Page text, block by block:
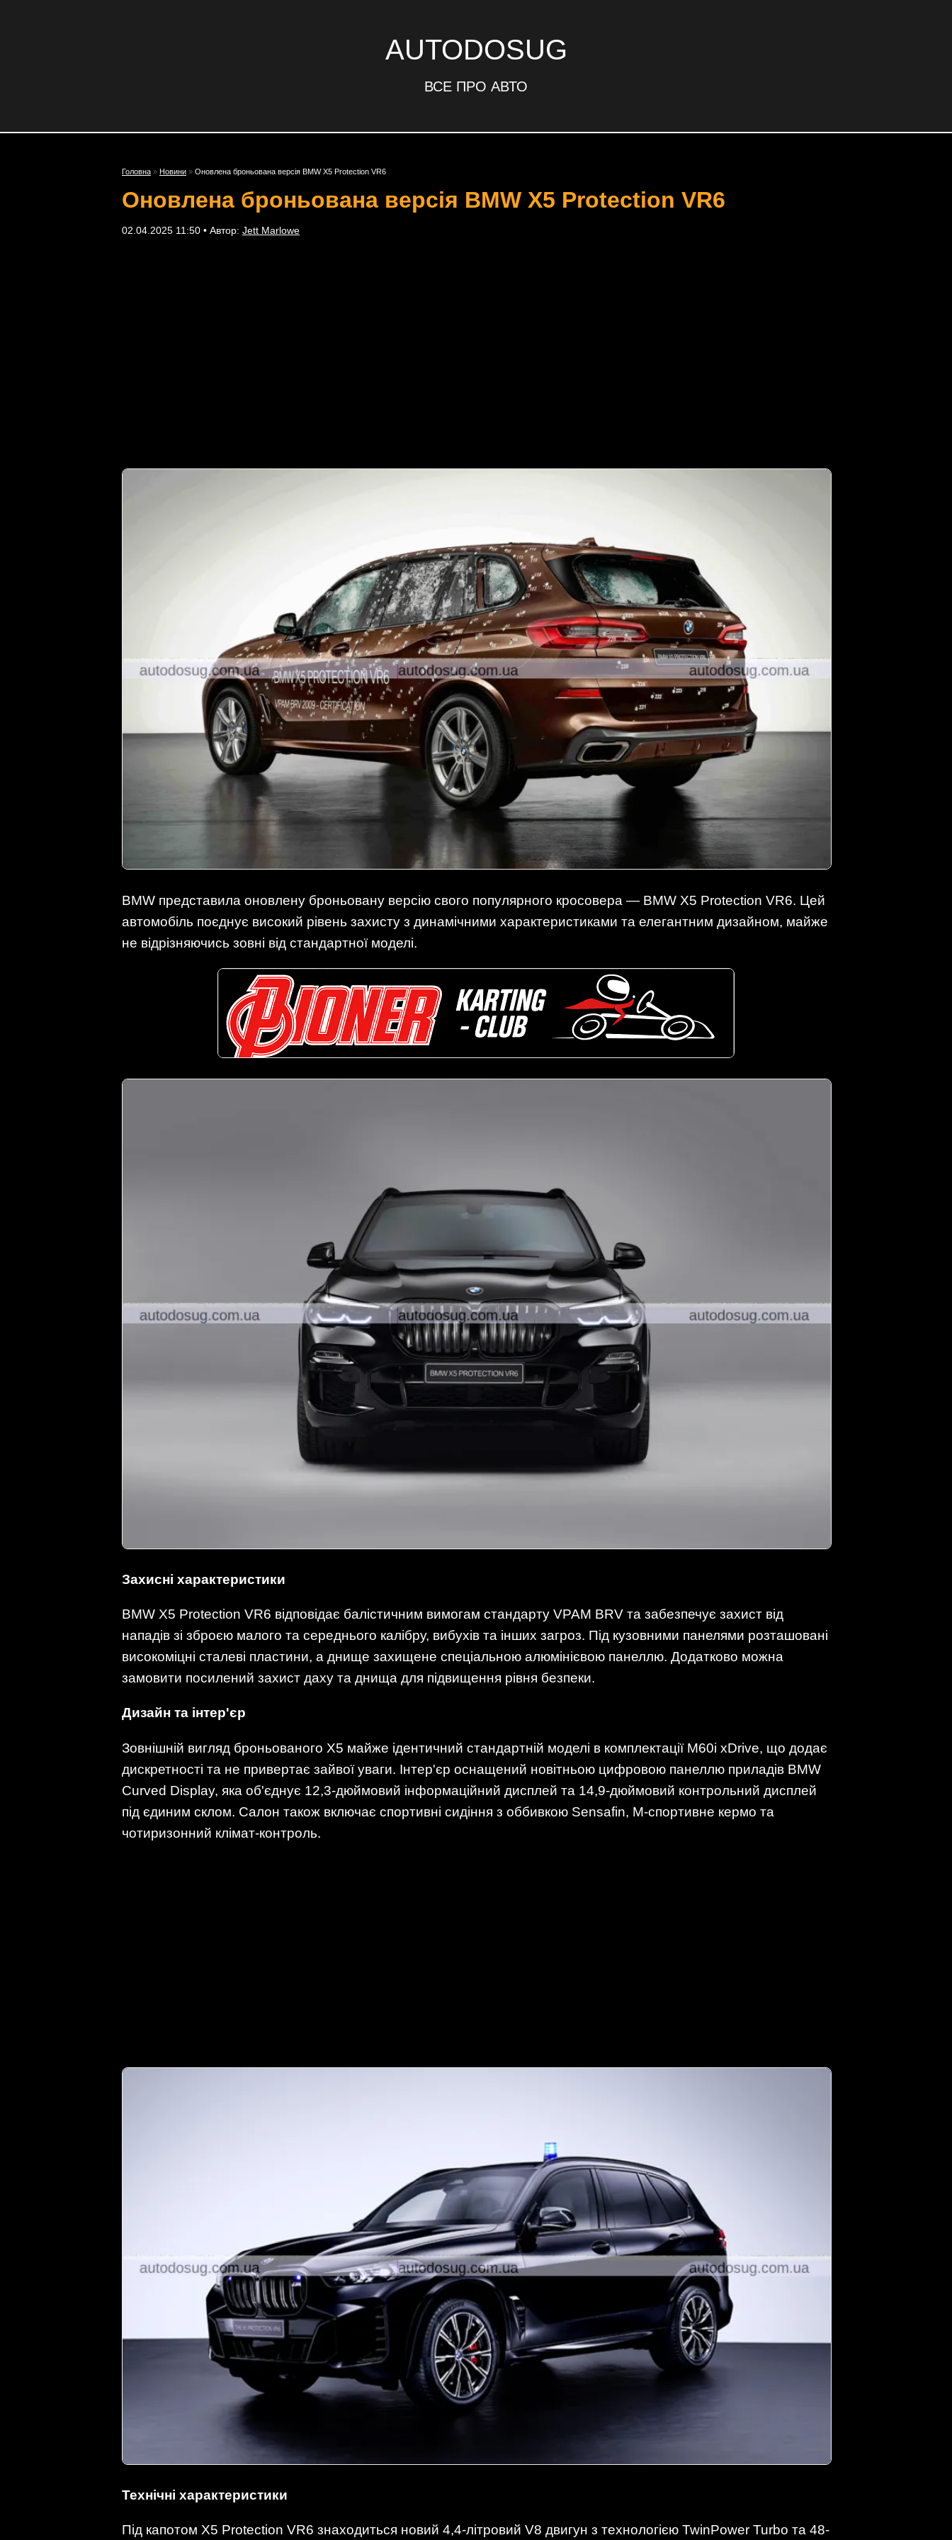
AUTODOSUG
ВСЕ ПРО АВТО
Головна » Новини » Оновлена броньована версія BMW X5 Protection VR6
Оновлена броньована версія BMW X5 Protection VR6
02.04.2025 11:50 • Автор: Jett Marlowe
BMW представила оновлену броньовану версію свого популярного кросовера — BMW X5 Protection VR6. Цей
автомобіль поєднує високий рівень захисту з динамічними характеристиками та елегантним дизайном, майже
не відрізняючись зовні від стандартної моделі.
Захисні характеристики
BMW X5 Protection VR6 відповідає балістичним вимогам стандарту VPAM BRV та забезпечує захист від
нападів зі зброєю малого та середнього калібру, вибухів та інших загроз. Під кузовними панелями розташовані
високоміцні сталеві пластини, а днище захищене спеціальною алюмінієвою панеллю. Додатково можна
замовити посилений захист даху та днища для підвищення рівня безпеки.
Дизайн та інтер'єр
Зовнішній вигляд броньованого X5 майже ідентичний стандартній моделі в комплектації M60i xDrive, що додає
дискретності та не привертає зайвої уваги. Інтер'єр оснащений новітньою цифровою панеллю приладів BMW
Curved Display, яка об'єднує 12,3-дюймовий інформаційний дисплей та 14,9-дюймовий контрольний дисплей
під єдиним склом. Салон також включає спортивні сидіння з оббивкою Sensafin, M-спортивне кермо та
чотиризонний клімат-контроль.
Технічні характеристики
Під капотом X5 Protection VR6 знаходиться новий 4,4-літровий V8 двигун з технологією TwinPower Turbo та 48-